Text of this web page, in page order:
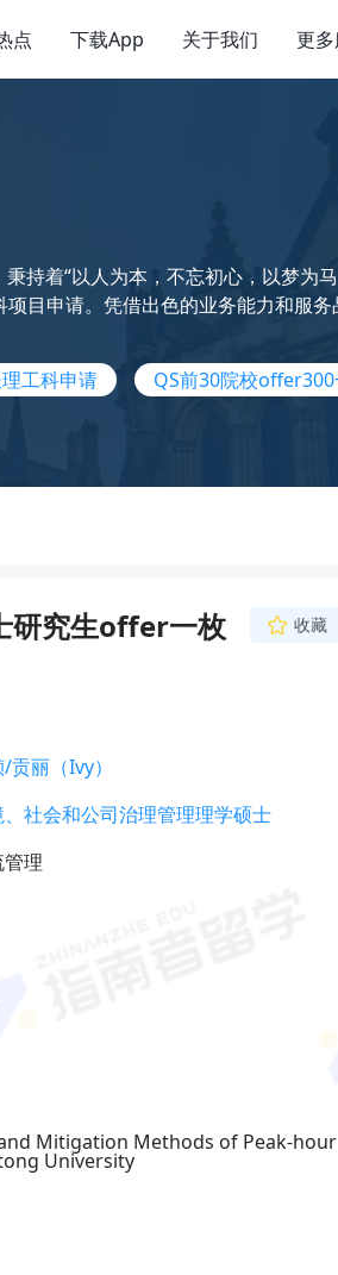
点 下载App 关于我们 更
持着“以人为本，不忘初心，以梦为
目申请。凭借出色的业务能力和服务
工科申请 QS前30院校
研究生offer一枚
收藏
/贡丽（Ivy）
社会和公司治理管理理学硕士
理
and Mitigation Methods of Peak-hour
University